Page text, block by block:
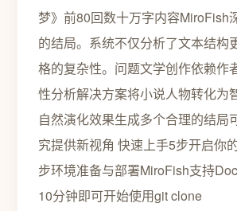
梦》前80回数十万字内容MiroFish
的结局。系统不仅分析了文本结构
格的复杂性。问题文学创作依赖作
性分析解决方案将小说人物转化为
自然演化效果生成多个合理的结局
究提供新视角 快速上手5步开启你
步环境准备与部署MiroFish支持
10分钟即可开始使用git clone